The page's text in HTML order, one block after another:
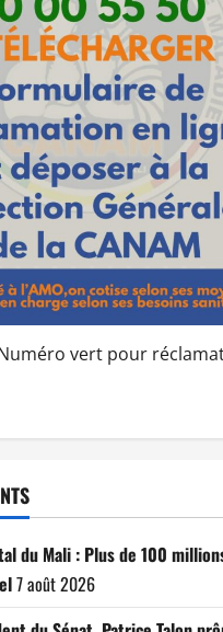
vert pour
du Mali : Plus de 100
7 août 2026